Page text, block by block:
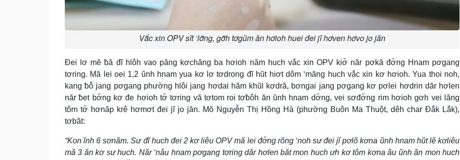
Vắc xin OPV sĭt ‘lơ̆ng, gơ̆h tơgŭm ăn hơioh huei đei jĭ hơven hơvo jo jăn
Đei lơ mĕ ƀă đĭ hlôh vao păng kơchăng ba hơioh năm huch vắc xin OPV kiơ̆ năr pơkă đơ̆ng Hnam pơgang
tơring. Mă lei oei 1,2 ŭnh hnam yua kơ lơ tơdrong đĭ hŭt hiơt dôm ‘măng huch vắc xin kơ hơioh. Yua thoi noh,
kang ƀô̆ jang pơgang phường hlôi jang hơdai hăm khŭl kơdră, bơngai jang pơgang kơ pơlei hơdrin dăr hơlen
năr ƀet bơ̆ng kơ đe hơioh tơ̆ tơring vă tơtom roi tơƀôh ăn ŭnh hnam dơ̆ng, vei sơđơ̆ng rim hơioh gơh vei lăng
tôm tơ̆ hơnăp krê hơmơt đei jĭ jo jăn. Mŏ Nguyễn Thị Hồng Hà (phường Buôn Ma Thuột, dêh char Đắk Lắk),
tơbăt:
“Kon ĭnh 6 sơnăm. Sư đĭ huch đei 2 kơ liêu OPV mă lei đơ̆ng rŏng ‘noh sư đei jĭ pơlŏ kơna ŭnh hnam hŭt lĕ kơliêu
mă 3 ăn kơ sư huch. Năr ‘nâu hnam pơgang tơring dăr hơlen băt mon huch ưh kơ tôm kơna âu ŭnh ăn mon huch